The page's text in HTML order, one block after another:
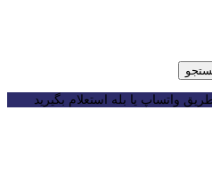
واتساپ یا بله استعلام بگیرید